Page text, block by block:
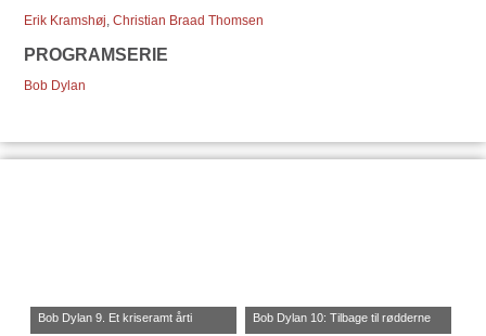
Erik Kramshøj, Christian Braad Thomsen
PROGRAMSERIE
Bob Dylan
Bob Dylan 9. Et kriseramt årti Bob Dylan 10: Tilbage til rødderne